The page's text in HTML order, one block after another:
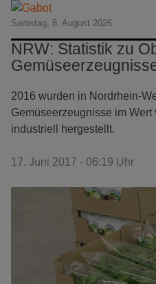
Samstag, 8. August 2026
NRW: Statistik zu
2016 wurden in Nordrhein-
Gemüseerzeugnisse im Wert
industriell hergestellt.
17. Juni 2017 - 06:19 Uhr